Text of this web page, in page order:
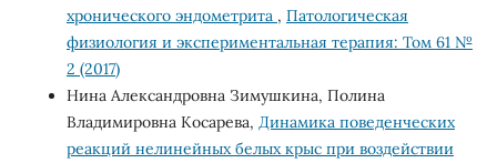
хронического эндометрита , Патологическая
физиология и экспериментальная терапия: Том 61 №
2 (2017)
Нина Александровна Зимушкина, Полина
Владимировна Косарева, Динамика поведенческих
реакций нелинейных белых крыс при воздействии